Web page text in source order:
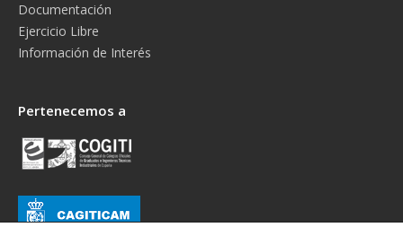
Documentación
Ejercicio Libre
Información de Interés
Pertenecemos a